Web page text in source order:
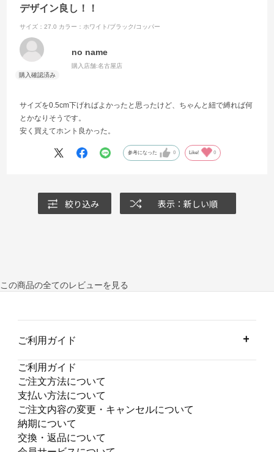
デザイン良し！！
サイズ：27.0 カラー：ホワイト/ブラック/コッパー
no name
購入店舗:名古屋店
サイズを0.5cm下げればよかったと思ったけど、ちゃんと紐で縛れば何
とかなりそうです。
安く買えてホント良かった。
参考になった 0 Like! 0
絞り込み 表示：新しい順
この商品の全てのレビューを見る
ご利用ガイド
ご利用ガイド
ご注文方法について
支払い方法について
ご注文内容の変更・キャンセルについて
納期について
交換・返品について